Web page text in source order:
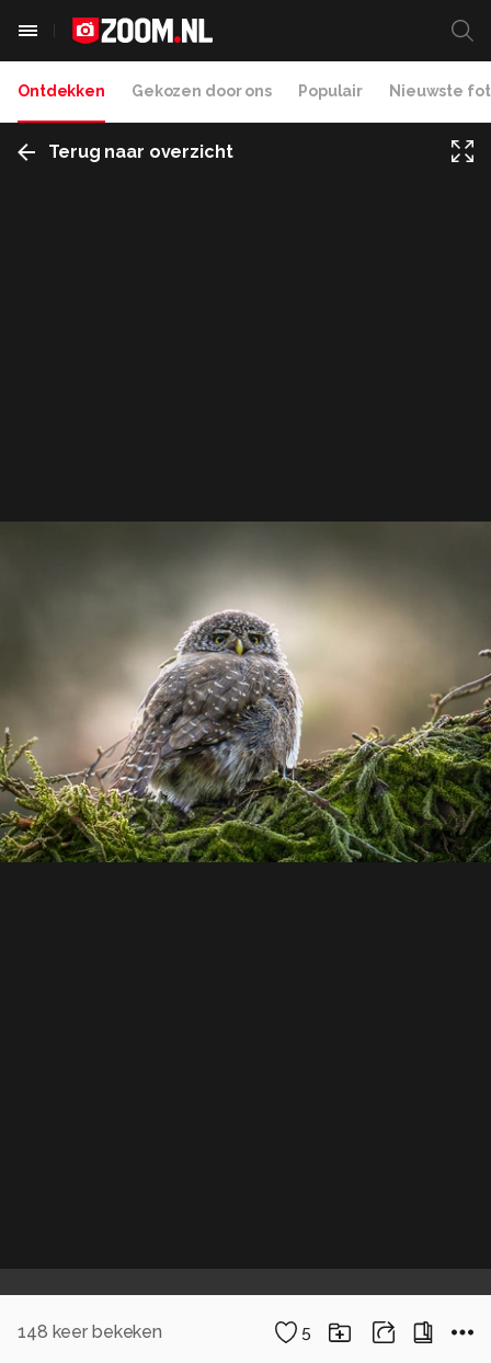
Ontdekken Gekozen door ons Populair Nieuwste
Terug naar overzicht
148 keer bekeken 5